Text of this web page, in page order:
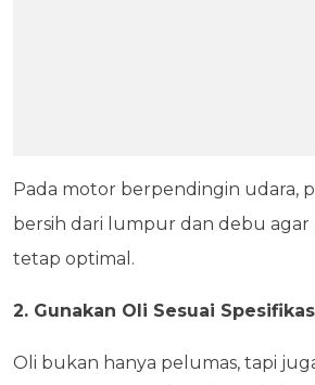
Pada motor berpendingin udara,
bersih dari lumpur dan debu agar
tetap optimal.
2. Gunakan Oli Sesuai
Oli bukan hanya pelumas, tapi